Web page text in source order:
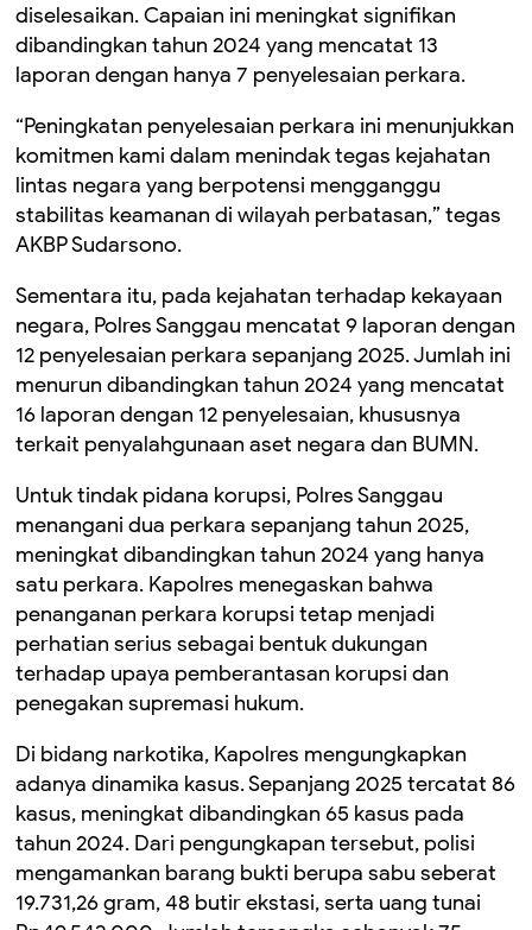
diselesaikan. Capaian ini meningkat signifikan
dibandingkan tahun 2024 yang mencatat 13
laporan dengan hanya 7 penyelesaian perkara.
“Peningkatan penyelesaian perkara ini menunjukkan
komitmen kami dalam menindak tegas kejahatan
lintas negara yang berpotensi mengganggu
stabilitas keamanan di wilayah perbatasan,” tegas
AKBP Sudarsono.
Sementara itu, pada kejahatan terhadap kekayaan
negara, Polres Sanggau mencatat 9 laporan dengan
12 penyelesaian perkara sepanjang 2025. Jumlah ini
menurun dibandingkan tahun 2024 yang mencatat
16 laporan dengan 12 penyelesaian, khususnya
terkait penyalahgunaan aset negara dan BUMN.
Untuk tindak pidana korupsi, Polres Sanggau
menangani dua perkara sepanjang tahun 2025,
meningkat dibandingkan tahun 2024 yang hanya
satu perkara. Kapolres menegaskan bahwa
penanganan perkara korupsi tetap menjadi
perhatian serius sebagai bentuk dukungan
terhadap upaya pemberantasan korupsi dan
penegakan supremasi hukum.
Di bidang narkotika, Kapolres mengungkapkan
adanya dinamika kasus. Sepanjang 2025 tercatat 86
kasus, meningkat dibandingkan 65 kasus pada
tahun 2024. Dari pengungkapan tersebut, polisi
mengamankan barang bukti berupa sabu seberat
19.731,26 gram, 48 butir ekstasi, serta uang tunai